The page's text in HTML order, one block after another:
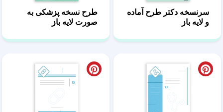
سرنسخه دکتر طرح آماده
و لایه باز
طرح نسخه پزشکی به
صورت لایه باز